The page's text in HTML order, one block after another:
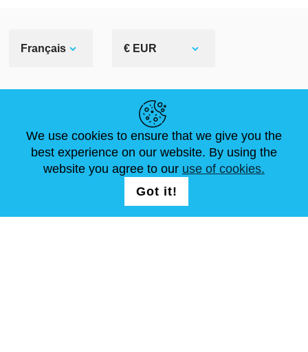
Français € EUR
ACTUALITÉS
ARTICLES
ABOUT US
FAQ
DIMENSIONS
NOUS CONTACTER
We use cookies to ensure that we give you the
best experience on our website. By using the
website you agree to our use of cookies.
Got it!